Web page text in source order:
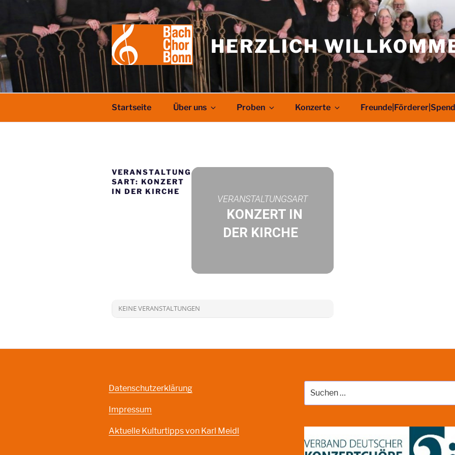
springen
HERZLICH
Startseite Über uns Proben Konzerte
VERANSTALTUNG
SART: KONZERT
IN DER KIRCHE
VERANSTALTUNGSART
KONZERT IN
DER KIRCHE
KEINE VERANSTALTUNGEN
Datenschutzerklärung
Impressum
Aktuelle Kulturtipps von Karl Meidl
nach: